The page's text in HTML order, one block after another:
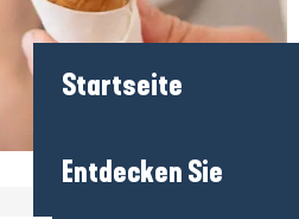
Startseite
Entdecken Sie